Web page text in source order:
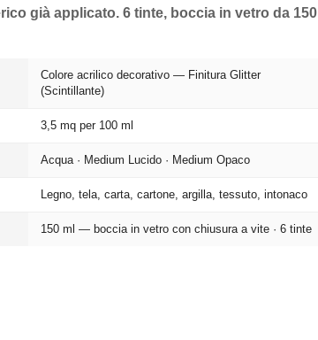
già applicato. 6 tinte, boccia in vetro da 150
Colore acrilico decorativo — Finitura Glitter
(Scintillante)
3,5 mq per 100 ml
Acqua · Medium Lucido · Medium Opaco
Legno, tela, carta, cartone, argilla, tessuto, intonaco
150 ml — boccia in vetro con chiusura a vite · 6 tinte